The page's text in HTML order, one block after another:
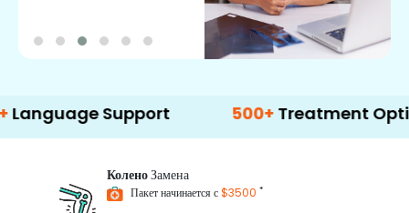
Support 500+ Treatment Options
КоленоЗамена
Пакет начинается с$3500 *